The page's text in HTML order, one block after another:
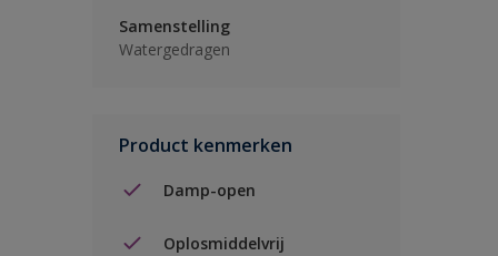
Samenstelling
Watergedragen
Product kenmerken
Damp-open
Oplosmiddelvrij